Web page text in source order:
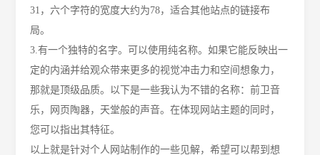
31，六个字符的宽度大约为78，适合其他站点的链接布
局。
3.有一个独特的名字。可以使用纯名称。如果它能反映出一
定的内涵并给观众带来更多的视觉冲击力和空间想象力，
那就是顶级品质。以下是一些我认为不错的名称：前卫音
乐，网页陶器，天堂般的声音。在体现网站主题的同时，
您可以指出其特征。
以上就是针对个人网站制作的一些见解，希望可以帮到想